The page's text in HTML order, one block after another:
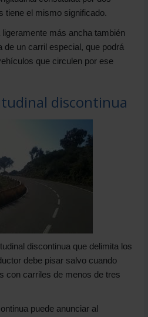
tiene el mismo significado.
más ancha también
de un carril especial, que podrá
que circulen por ese
discontinua
discontinua que delimita los
debe pisar salvo cuando
con carriles de menos de tres
puede anunciar al